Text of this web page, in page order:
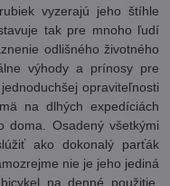
vyzerajú jeho štíhle
tak pre mnoho ľudí
odlišného životného
výhody a prínosy pre
opraviteľnosti
na dlhých expedíciách
doma. Osadený všetkými
ako dokonalý parťák
nie je jeho jediná
na denné použitie,